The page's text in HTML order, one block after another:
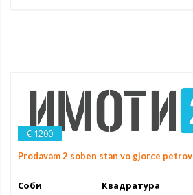
€ 1200
Prodavam 2 soben stan vo gjorce petrov
Соби
Квадратура